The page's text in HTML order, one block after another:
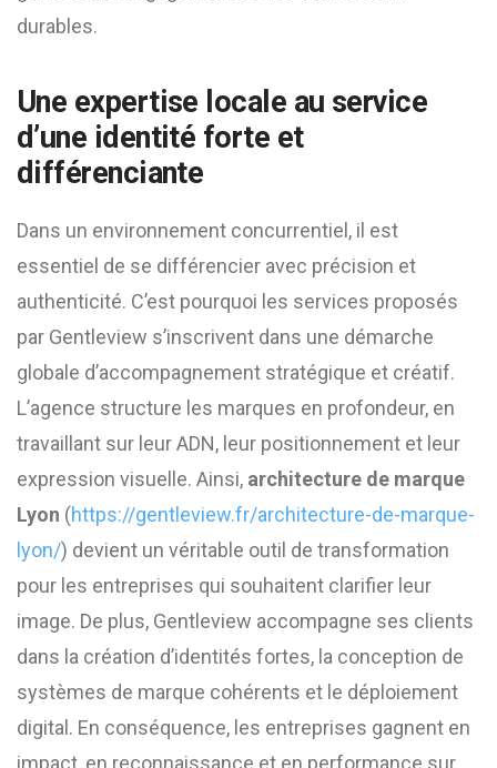
durables.
Une expertise locale au service
d’une identité forte et
différenciante
Dans un environnement concurrentiel, il est
essentiel de se différencier avec précision et
authenticité. C’est pourquoi les services proposés
par Gentleview s’inscrivent dans une démarche
globale d’accompagnement stratégique et créatif.
L’agence structure les marques en profondeur, en
travaillant sur leur ADN, leur positionnement et leur
expression visuelle. Ainsi, architecture de marque
Lyon (https://gentleview.fr/architecture-de-marque-
lyon/) devient un véritable outil de transformation
pour les entreprises qui souhaitent clarifier leur
image. De plus, Gentleview accompagne ses clients
dans la création d’identités fortes, la conception de
systèmes de marque cohérents et le déploiement
digital. En conséquence, les entreprises gagnent en
impact, en reconnaissance et en performance sur